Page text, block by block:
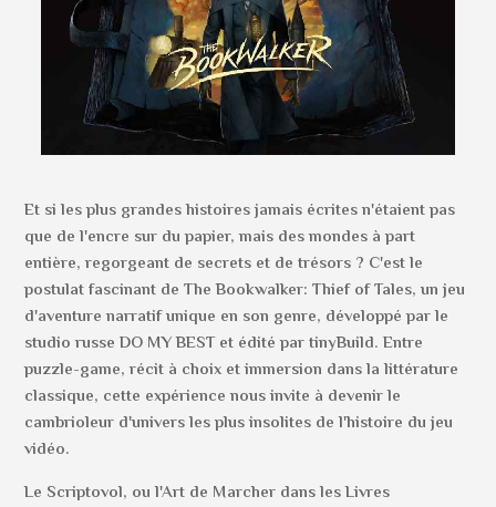
Et si les plus grandes histoires jamais écrites n'étaient pas
que de l'encre sur du papier, mais des mondes à part
entière, regorgeant de secrets et de trésors ? C'est le
postulat fascinant de The Bookwalker: Thief of Tales, un jeu
d'aventure narratif unique en son genre, développé par le
studio russe DO MY BEST et édité par tinyBuild. Entre
puzzle-game, récit à choix et immersion dans la littérature
classique, cette expérience nous invite à devenir le
cambrioleur d'univers les plus insolites de l'histoire du jeu
vidéo.
Le Scriptovol, ou l'Art de Marcher dans les Livres